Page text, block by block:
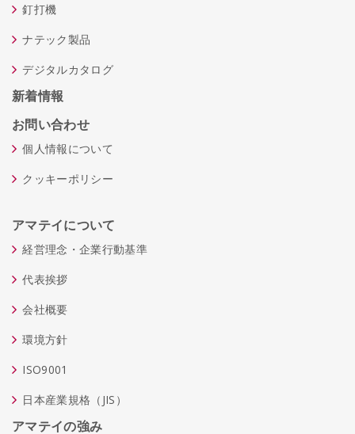
釘打機
ナテック製品
デジタルカタログ
新着情報
お問い合わせ
個人情報について
クッキーポリシー
アマテイについて
経営理念・企業行動基準
代表挨拶
会社概要
環境方針
ISO9001
日本産業規格（JIS）
アマテイの強み